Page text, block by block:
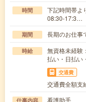
時間
下記時間帯
08:30-17:3…
期間 長期のお仕
時給
無資格未経
払い・日払い
交通費
交通費全額支
仕事内容
看護助手